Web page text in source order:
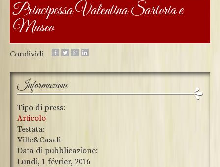
Principessa Valentina Sartoria e
Museo
Condividi
Informazioni
Tipo di press:
Articolo
Testata:
Ville&Casali
Data di pubblicazione:
Lundi, 1 février, 2016